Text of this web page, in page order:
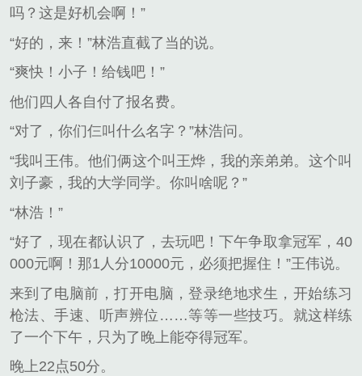
吗？这是好机会啊！”
“好的，来！”林浩直截了当的说。
“爽快！小子！给钱吧！”
他们四人各自付了报名费。
“对了，你们仨叫什么名字？”林浩问。
“我叫王伟。他们俩这个叫王烨，我的亲弟弟。这个叫
刘子豪，我的大学同学。你叫啥呢？”
“林浩！”
“好了，现在都认识了，去玩吧！下午争取拿冠军，40
000元啊！那1人分10000元，必须把握住！”王伟说。
来到了电脑前，打开电脑，登录绝地求生，开始练习
枪法、手速、听声辨位……等等一些技巧。就这样练
了一个下午，只为了晚上能夺得冠军。
晚上22点50分。